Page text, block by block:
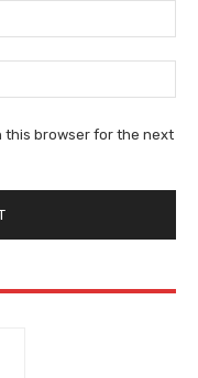
this browser for the next